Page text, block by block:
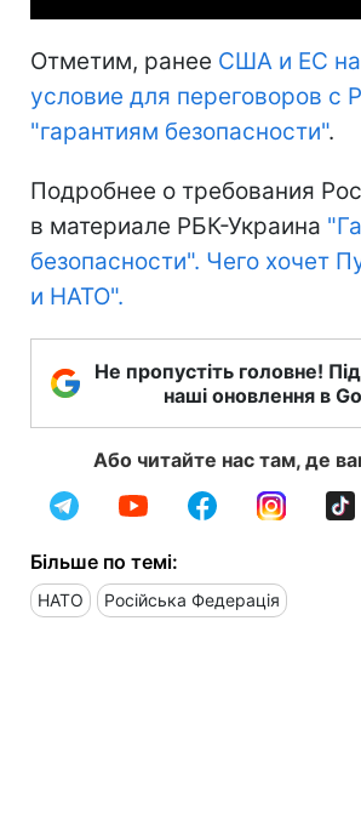
Отметим, ранее США и ЕС
условие для переговоров с
"гарантиям безопасности".
Подробнее о требования
в материале РБК-Украина
безопасности". Чего хочет
и НАТО".
Не пропустіть головне!
наші оновлення в
Або читайте нас там, де
Більше по темі:
НАТО Російська Федерація